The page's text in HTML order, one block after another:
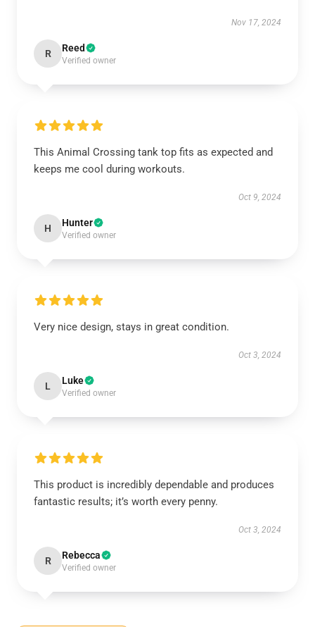
Nov 17, 2024
R Reed
Verified owner
This Animal Crossing tank top fits as expected and
keeps me cool during workouts.
Oct 9, 2024
H Hunter
Verified owner
Very nice design, stays in great condition.
Oct 3, 2024
L Luke
Verified owner
This product is incredibly dependable and produces
fantastic results; it’s worth every penny.
Oct 3, 2024
R Rebecca
Verified owner